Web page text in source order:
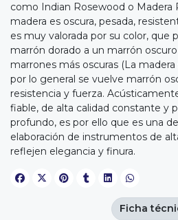
como Indian Rosewood o Madera
madera es oscura, pesada,
es muy valorada por su color, que
marrón dorado a un marrón
marrones más oscuras (La
por lo general se vuelve marrón
resistencia y fuerza.
fiable, de alta calidad constante y
profundo, es por ello que es una
elaboración de instrumentos de
reflejen elegancia y finura.
Ficha